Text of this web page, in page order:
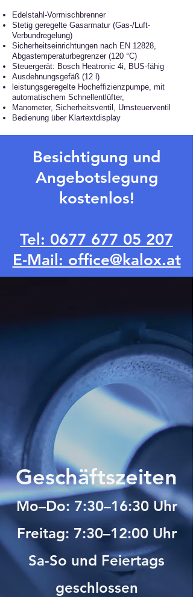
Edelstahl-Vormischbrenner
Stetig geregelte Gasarmatur (Gas-/Luft-
Verbundregelung)
Sicherheitseinrichtungen nach EN 12828,
Abgastemperaturbegrenzer (120 °C)
Steuergerät: Bosch Heatronic 4i, BUS-fähig
Ausdehnungsgefäß (12 l)
leistungsgeregelte Hocheffizienzpumpe, mit
automatischem Schnellentlüfter,
Manometer, Sicherheitsventil, Umsteuerventil
Bedienung über Klartextdisplay
Besichtigung und
Angebotslegung
kostenlos!
Tel: 0677 677 05 207
E-Mail: office@kalox.at
Geschäftszeiten
Mo–Do: 7:30–16:30 Uhr
Freitag: 7:30–12:00 Uhr
Sa-So und Feiertags
geschlossen